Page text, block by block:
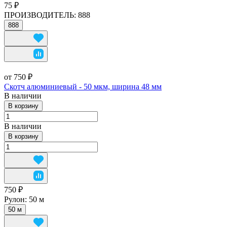
75 ₽
ПРОИЗВОДИТЕЛЬ: 888
888
от 750 ₽
Скотч алюминиевый - 50 мкм, ширина 48 мм
В наличии
В корзину
В наличии
В корзину
750 ₽
Рулон: 50 м
50 м